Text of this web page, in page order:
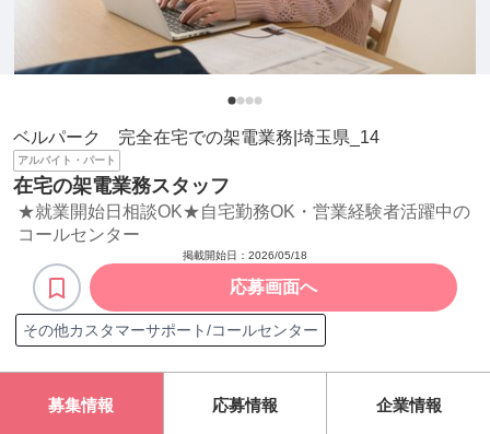
ベルパーク 完全在宅での架電業務|埼玉県_14
アルバイト・パート
在宅の架電業務スタッフ
★就業開始日相談OK★自宅勤務OK・営業経験者活躍中の
コールセンター
掲載開始日： 2026/05/18
応募画面へ
その他カスタマーサポート/コールセンター
募集情報 応募情報 企業情報